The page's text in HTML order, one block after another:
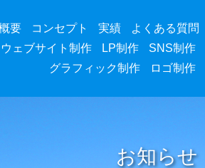
要 コンセプト 実績 よくある質問
ウェブサイト制作
LP制作 SNS制作
グラフィック制作
ロゴ制作
お知らせ